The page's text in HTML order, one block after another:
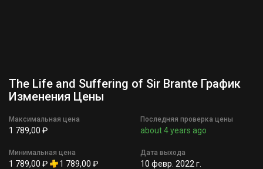
The Life and Suffering of Sir Brante График
Изменения Цены
Максимальная цена
1 789,00 ₽
Минимальная цена
1 789,00 ₽ 1 789,00 ₽
Последняя проверка цены
about 4 years ago
Дата выхода
10 февр. 2022 г.